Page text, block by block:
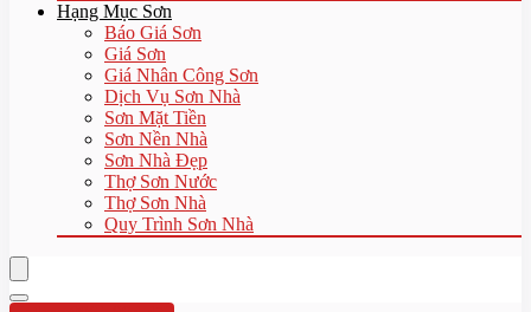
Hạng Mục Sơn
Báo Giá Sơn
Giá Sơn
Giá Nhân Công Sơn
Dịch Vụ Sơn Nhà
Sơn Mặt Tiền
Sơn Nền Nhà
Sơn Nhà Đẹp
Thợ Sơn Nước
Thợ Sơn Nhà
Quy Trình Sơn Nhà